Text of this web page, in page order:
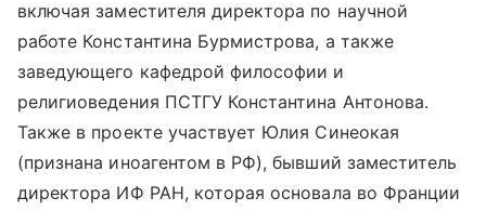
включая заместителя директора по научной
работе Константина Бурмистрова, а также
заведующего кафедрой философии и
религиоведения ПСТГУ Константина Антонова.
Также в проекте участвует Юлия Синеокая
(признана иноагентом в РФ), бывший заместитель
директора ИФ РАН, которая основала во Франции